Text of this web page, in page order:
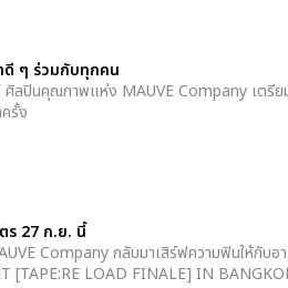
ดี ๆ ร่วมกับทุกคน
) ศิลปินคุณภาพแห่ง MAUVE Company เตรีย
รั้ง
ร 27 ก.ย. นี้
Company กลับมาเสิร์ฟความฟินให้กับอา
[TAPE:RE LOAD FINALE] IN